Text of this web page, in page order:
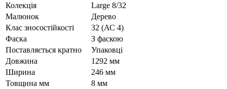
Колекція
Large 8/32
Малюнок
Дерево
Клас зносостійкості
32 (АС 4)
Фаска
З фаскою
Поставляється кратно
Упаковці
Довжина
1292 мм
Ширина
246 мм
Товщина мм
8 мм